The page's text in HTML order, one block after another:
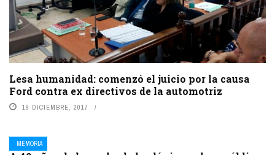
Lesa humanidad: comenzó el juicio por la causa
Ford contra ex directivos de la automotriz
19 DICIEMBRE, 2017
MEMORIA